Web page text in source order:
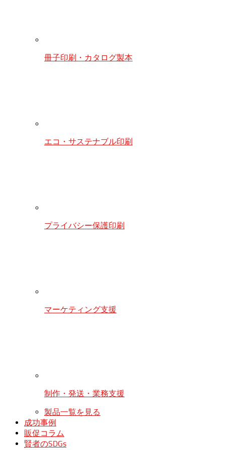
冊子印刷・カタログ製本
エコ・サステナブル印刷
プライバシー保護印刷
マーケティング支援
制作・発送・業務支援
製品一覧を見る
成功事例
販促コラム
賢者のSDGs